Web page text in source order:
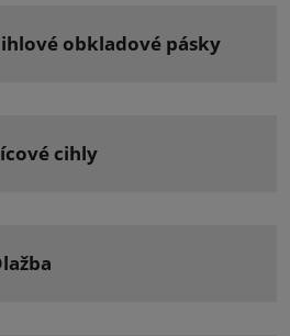
cihlové obkladové pásky
lícové cihly
dlažba